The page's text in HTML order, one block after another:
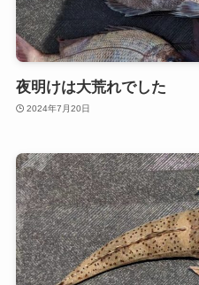
夜明けは大荒れでした
2024年7月20日